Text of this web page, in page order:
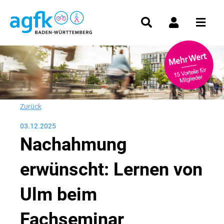
Zurück
03.12.2025
Nachahmung
erwünscht: Lernen von
Ulm beim
Fachseminar